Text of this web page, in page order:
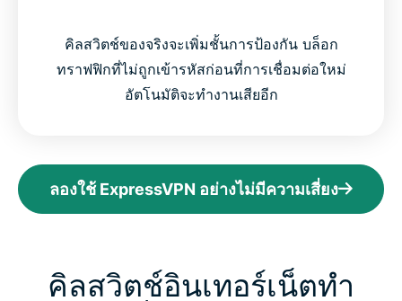
คิลสวิตช์ของจริงจะเพิ่มชั้นการป้องกัน บล็อก
ทราฟฟิกที่ไม่ถูกเข้ารหัสก่อนที่การเชื่อมต่อใหม่
อัตโนมัติจะทำงานเสียอีก
ลองใช้ ExpressVPN อย่างไม่มีความเสี่ยง
คิลสวิตช์อินเทอร์เน็ตทำ